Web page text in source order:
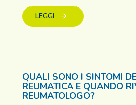
LEGGI
QUALI SONO I SINTOMI
REUMATICA E QUANDO
REUMATOLOGO?